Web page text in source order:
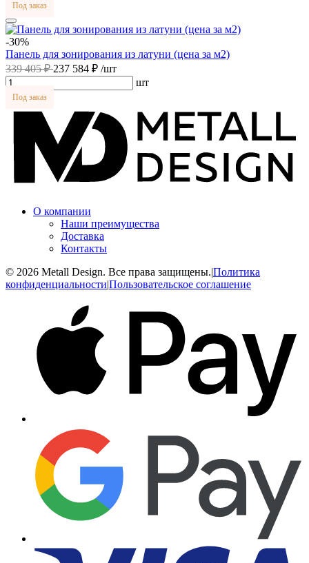
Под заказ
-30%
Панель для зонирования из латуни (цена за м2)
339 405 ₽237 584 ₽ /шт
шт
Под заказ
О компании
Наши преимущества
Доставка
Контакты
© 2026 Metall Design. Все права защищены.|Политика
конфиденциальности|Пользовательское соглашение